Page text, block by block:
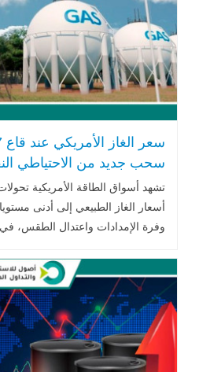
سحب جديد من الاحتياطي
تشهد أسواق الطاقة الأمريكية
وفرة الإمدادات واعتدال الطقس،